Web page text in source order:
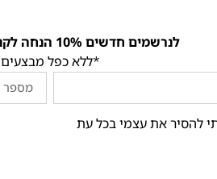
לנרשמים חדשים 10% הנחה לקנייה הראשונה!
*ללא כפל מבצעים
להסיר את עצמי בכל עת